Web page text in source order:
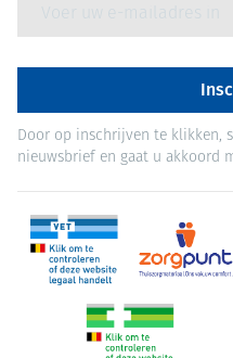
Door op inschrijven te klikken,
nieuwsbrief en gaat u akkoord